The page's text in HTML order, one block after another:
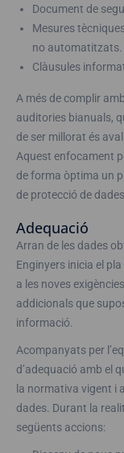
Document de
Mesures
no automatitzats.
Clàusules
A més de complir
auditories bianuals,
de ser millorat és
Aquest enfocament
de forma òptima un
de protecció de
Adequació
Arran de les dades
Enginyers inicia el
a les noves
addicionals que
informació.
Acompanyats per
d’adequació amb el
la normativa vigent i
dades. Durant la
següents accions: